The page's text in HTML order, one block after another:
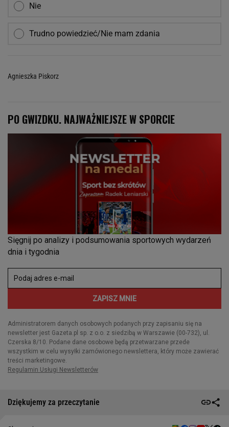
Nie
Trudno powiedzieć/Nie mam zdania
Agnieszka Piskorz
Dziękujemy za przeczytanie